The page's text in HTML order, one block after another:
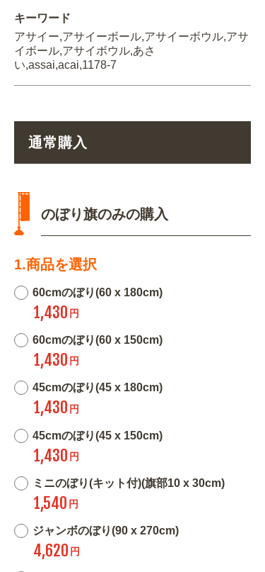
キーワード
アサイー,アサイーボール,アサイーボウル,アサ
イボール,アサイボウル,あさ
い,assai,acai,1178-7
通常購入
のぼり旗のみの購入
1.商品を選択
60cmのぼり(60 x 180cm)
1,430 円
60cmのぼり(60 x 150cm)
1,430 円
45cmのぼり(45 x 180cm)
1,430 円
45cmのぼり(45 x 150cm)
1,430 円
ミニのぼり(キット付)(旗部10 x 30cm)
1,540 円
ジャンボのぼり(90 x 270cm)
4,620 円